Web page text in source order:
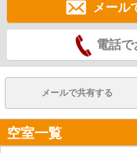
メール
電話
メールで共有する
空室一覧